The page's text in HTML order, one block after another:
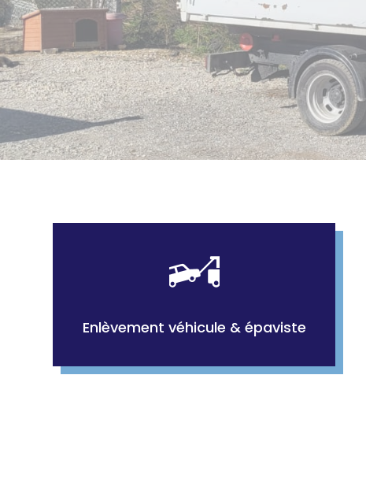
Enlèvement véhicule & épaviste